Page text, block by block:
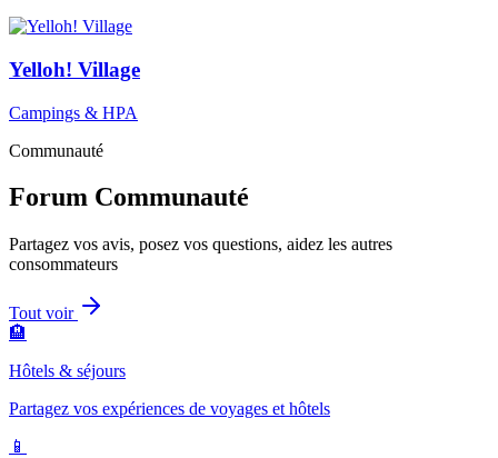
Yelloh! Village
Campings & HPA
Communauté
Forum Communauté
Partagez vos avis, posez vos questions, aidez les autres
consommateurs
Tout voir
🏨
Hôtels & séjours
Partagez vos expériences de voyages et hôtels
📱